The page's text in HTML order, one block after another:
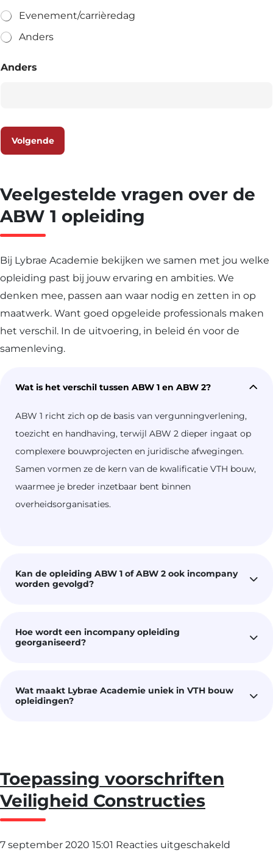
Evenement/carrièredag
Anders
Anders
Volgende
Veelgestelde vragen over de
ABW 1 opleiding
Bij Lybrae Academie bekijken we samen met jou welke
opleiding past bij jouw ervaring en ambities. We
denken mee, passen aan waar nodig en zetten in op
maatwerk. Want goed opgeleide professionals maken
het verschil. In de uitvoering, in beleid én voor de
samenleving.
Wat is het verschil tussen ABW 1 en ABW 2?
ABW 1 richt zich op de basis van vergunningverlening,
toezicht en handhaving, terwijl ABW 2 dieper ingaat op
complexere bouwprojecten en juridische afwegingen.
Samen vormen ze de kern van de kwalificatie VTH bouw,
waarmee je breder inzetbaar bent binnen
overheidsorganisaties.
Kan de opleiding ABW 1 of ABW 2 ook incompany
worden gevolgd?
Hoe wordt een incompany opleiding
georganiseerd?
Wat maakt Lybrae Academie uniek in VTH bouw
opleidingen?
Toepassing voorschriften
Veiligheid Constructies
7 september 2020 15:01 Reacties uitgeschakeld